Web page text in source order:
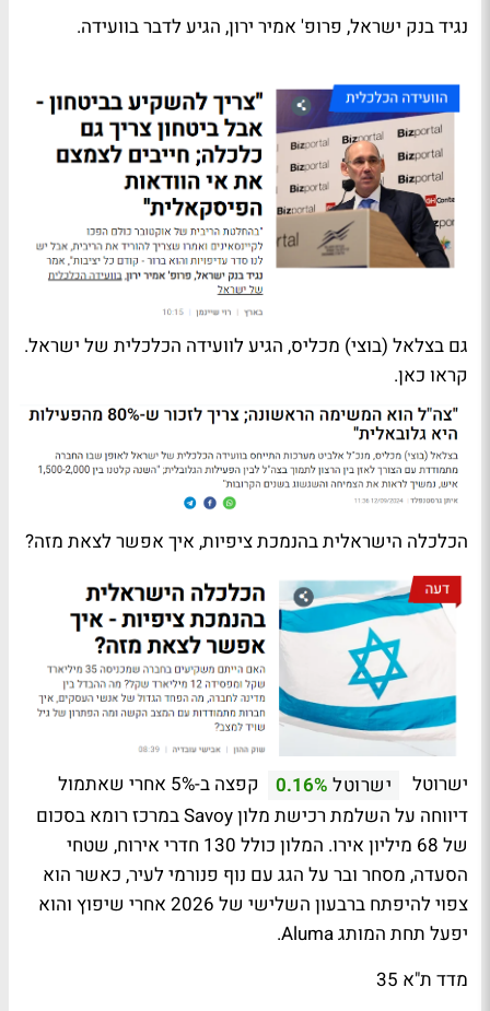
נגיד בנק ישראל, פרופ' אמיר ירון, הגיע לדבר בוועידה.
גם בצלאל (בוצי) מכליס, הגיע לוועידה הכלכלית של ישראל.
קראו כאן.
הכלכלה הישראלית בהנמכת ציפיות, איך אפשר לצאת מזה?
ישרוטל ישרוטל 0.16%
קפצה ב-5% אחרי שאתמול
דיווחה על השלמת רכישת מלון Savoy במרכז רומא בסכום
של 68 מיליון אירו. המלון כולל 130 חדרי אירוח, שטחי
הסעדה, מסחר ובר על הגג עם נוף פנורמי לעיר, כאשר הוא
צפוי להיפתח ברבעון השלישי של 2026 אחרי שיפוץ והוא
יפעל תחת המותג Aluma.
מדד ת"א 35